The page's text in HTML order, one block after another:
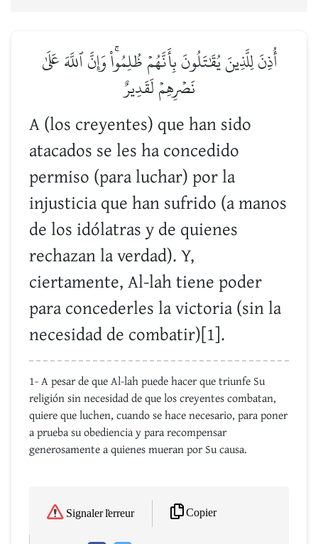
أُذِنَ لِلَّذِينَ يُقَٰتَلُونَ بِأَنَّهُمۡ ظُلِمُواْۚ وَإِنَّ ٱللَّهَ عَلَىٰ
نَصۡرِهِمۡ لَقَدِيرٌ
A (los creyentes) que han sido
atacados se les ha concedido
permiso (para luchar) por la
injusticia que han sufrido (a manos
de los idólatras y de quienes
rechazan la verdad). Y,
ciertamente, Al-lah tiene poder
para concederles la victoria (sin la
necesidad de combatir)[1].
1- A pesar de que Al-lah puede hacer que triunfe Su
religión sin necesidad de que los creyentes combatan,
quiere que luchen, cuando se hace necesario, para poner
a prueba su obediencia y para recompensar
generosamente a quienes mueran por Su causa.
Signaler l'erreur Copier